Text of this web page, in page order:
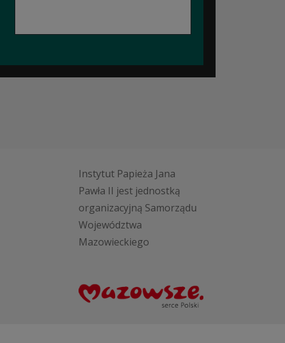
Instytut Papieża Jana
Pawła II jest jednostką
organizacyjną Samorządu
Województwa
Mazowieckiego